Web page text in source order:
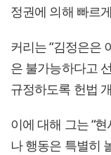
정권에 의해 빠르
커리는 “김정은은
은 불가능하다고
규정하도록 헌법
이에 대해 그는 “
나 행동은 특별히